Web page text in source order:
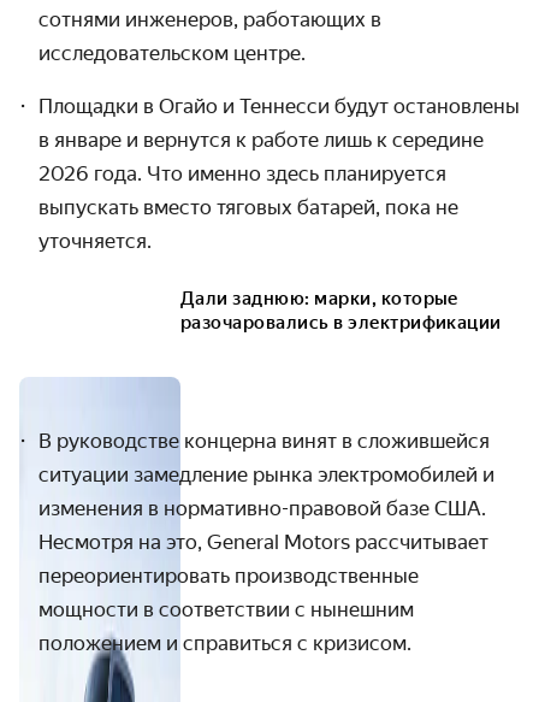
сотнями инженеров, работающих в
исследовательском центре.
Площадки в Огайо и Теннесси будут остановлены
в январе и вернутся к работе лишь к середине
2026 года. Что именно здесь планируется
выпускать вместо тяговых батарей, пока не
уточняется.
Дали заднюю: марки, которые
разочаровались в электрификации
В руководстве концерна винят в сложившейся
ситуации замедление рынка электромобилей и
изменения в нормативно-правовой базе США.
Несмотря на это, General Motors рассчитывает
переориентировать производственные
мощности в соответствии с нынешним
положением и справиться с кризисом.